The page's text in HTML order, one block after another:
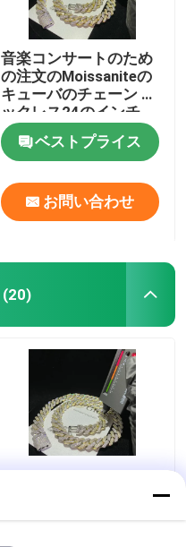
音楽コンサートのため
の注文のMoissaniteの
キューバのチェーン ネ
ックレス24のインチ
GRAキューバ リンク
ベストプライス
お問い合わせ
(20)
Bling Collana